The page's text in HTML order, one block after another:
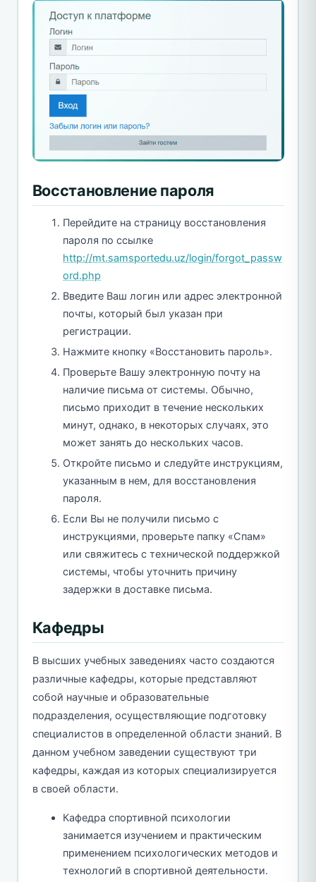
Восстановление пароля
Перейдите на страницу восстановления
пароля по ссылке
http://mt.samsportedu.uz/login/forgot_passw
ord.php
Введите Ваш логин или адрес электронной
почты, который был указан при
регистрации.
Нажмите кнопку «Восстановить пароль».
Проверьте Вашу электронную почту на
наличие письма от системы. Обычно,
письмо приходит в течение нескольких
минут, однако, в некоторых случаях, это
может занять до нескольких часов.
Откройте письмо и следуйте инструкциям,
указанным в нем, для восстановления
пароля.
Если Вы не получили письмо с
инструкциями, проверьте папку «Спам»
или свяжитесь с технической поддержкой
системы, чтобы уточнить причину
задержки в доставке письма.
Кафедры
В высших учебных заведениях часто создаются
различные кафедры, которые представляют
собой научные и образовательные
подразделения, осуществляющие подготовку
специалистов в определенной области знаний. В
данном учебном заведении существуют три
кафедры, каждая из которых специализируется
в своей области.
Кафедра спортивной психологии
занимается изучением и практическим
применением психологических методов и
технологий в спортивной деятельности.